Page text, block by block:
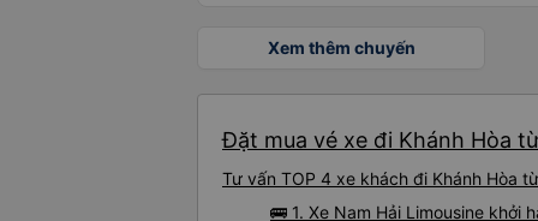
Xem thêm chuyến
Đặt mua vé xe đi Khánh Hòa
Tư vấn TOP 4 xe khách đi Khánh Hòa
🚌 1. Xe Nam Hải Limousine khởi